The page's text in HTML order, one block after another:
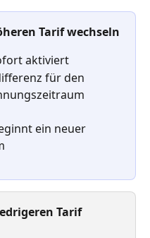
Tarif wechseln
aktiviert
für den
ein neuer
Tarif